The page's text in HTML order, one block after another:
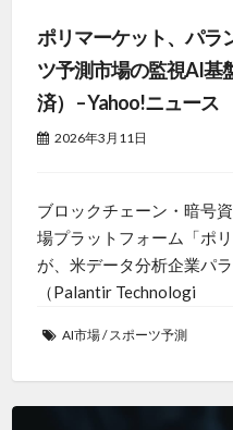
ポリマーケット、パラ
ツ予測市場の監視AI基
済） – Yahoo!ニュース
2026年3月11日
ブロックチェーン・暗号
場プラットフォーム「ポ
が、米データ分析企業パ
（Palantir Technologi
AI市場/スポーツ予測